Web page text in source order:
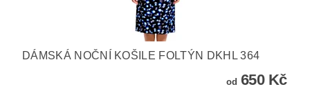
DÁMSKÁ NOČNÍ KOŠILE FOLTÝN DKHL 364
od 650 Kč